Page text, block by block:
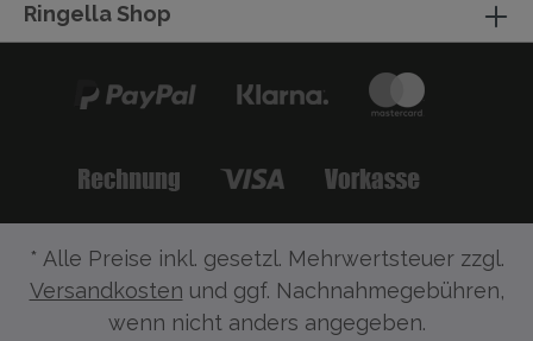
Ringella Shop
* Alle Preise inkl. gesetzl. Mehrwertsteuer zzgl.
Versandkosten und ggf. Nachnahmegebühren,
wenn nicht anders angegeben.